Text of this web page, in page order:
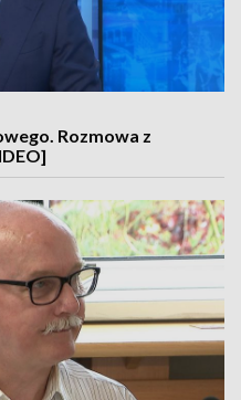
Rozmowa z